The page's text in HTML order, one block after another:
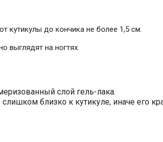
кутикулы до кончика не более 1,5 см.
выглядят на ногтях.
слой гель-лака.
близко к кутикуле, иначе его